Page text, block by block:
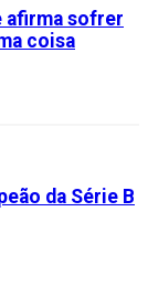
afirma sofrer
coisa
da Série B